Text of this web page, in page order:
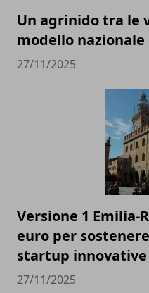
Un agrinido tra le
modello
27/11/2025
Versione 1 Emilia-
euro per
startup innovative
27/11/2025